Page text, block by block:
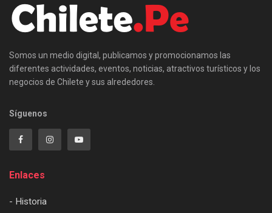
Somos un medio digital, publicamos y promocionamos las
diferentes actividades, eventos, noticias, atractivos turísticos y los
negocios de Chilete y sus alrededores.
Síguenos
Enlaces
- Historia